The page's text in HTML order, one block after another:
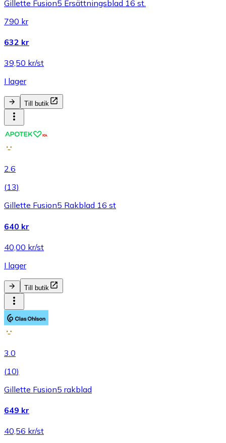
Gillette Fusion5 Ersättningsblad 16 st.
790 kr
632 kr
39,50 kr/st
I lager
Till butik
2.6
(13)
Gillette Fusion5 Rakblad 16 st
640 kr
40,00 kr/st
I lager
Till butik
3.0
(10)
Gillette Fusion5 rakblad
649 kr
40,56 kr/st